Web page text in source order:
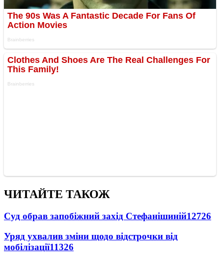
ЧИТАЙТЕ ТАКОЖ
Суд обрав запобіжний захід Стефанішиній12726
Уряд ухвалив зміни щодо відстрочки від
мобілізації11326